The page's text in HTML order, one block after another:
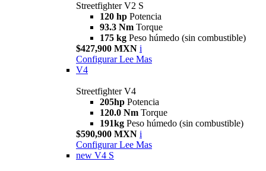
Streetfighter V2 S
120 hp Potencia
93.3 Nm Torque
175 kg Peso húmedo (sin combustible)
$427,900 MXN i
Configurar Lee Mas
V4
Streetfighter V4
205hp Potencia
120.0 Nm Torque
191kg Peso húmedo (sin combustible)
$590,900 MXN i
Configurar Lee Mas
new V4 S